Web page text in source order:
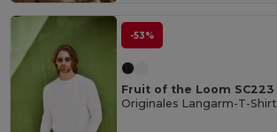
-53%
Fruit of the Loom SC223
Originales Langarm-T-Shirt